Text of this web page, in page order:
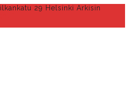
29 Helsinki Arkisin